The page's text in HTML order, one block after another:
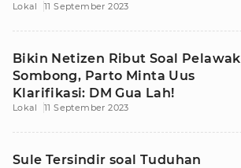
Lokal 11 September 2023
Bikin Netizen Ribut Soal Pelawak
Sombong, Parto Minta Uus
Klarifikasi: DM Gua Lah!
Lokal 11 September 2023
Sule Tersindir soal Tuduhan